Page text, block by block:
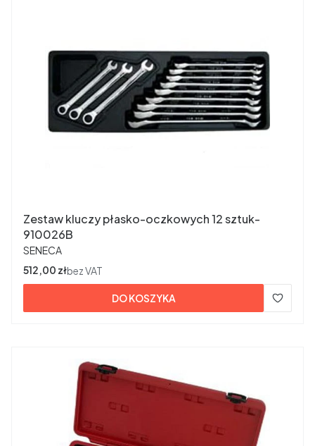
Zestaw kluczy płasko-oczkowych 12 sztuk-
910026B
PRODUCENT
SENECA
Cena
512,00 złbez VAT
DO KOSZYKA